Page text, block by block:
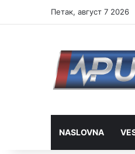
Петак, август 7 2026
NASLOVNA